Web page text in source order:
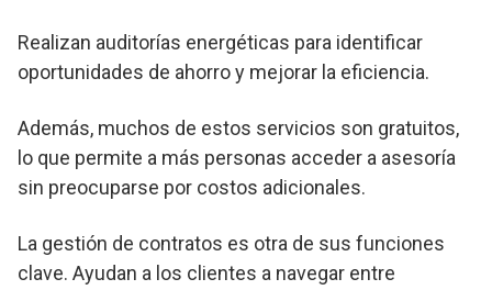
Realizan auditorías energéticas para identificar
oportunidades de ahorro y mejorar la eficiencia.
Además, muchos de estos servicios son gratuitos,
lo que permite a más personas acceder a asesoría
sin preocuparse por costos adicionales.
La gestión de contratos es otra de sus funciones
clave. Ayudan a los clientes a navegar entre